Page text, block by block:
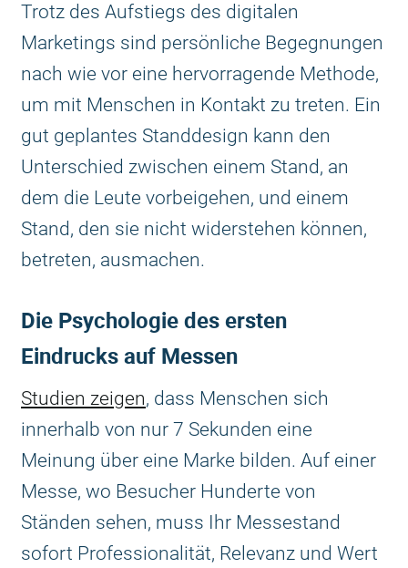
Trotz des Aufstiegs des digitalen
Marketings sind persönliche Begegnungen
nach wie vor eine hervorragende Methode,
um mit Menschen in Kontakt zu treten. Ein
gut geplantes Standdesign kann den
Unterschied zwischen einem Stand, an
dem die Leute vorbeigehen, und einem
Stand, den sie nicht widerstehen können,
betreten, ausmachen.
Die Psychologie des ersten
Eindrucks auf Messen
Studien zeigen, dass Menschen sich
innerhalb von nur 7 Sekunden eine
Meinung über eine Marke bilden. Auf einer
Messe, wo Besucher Hunderte von
Ständen sehen, muss Ihr Messestand
sofort Professionalität, Relevanz und Wert